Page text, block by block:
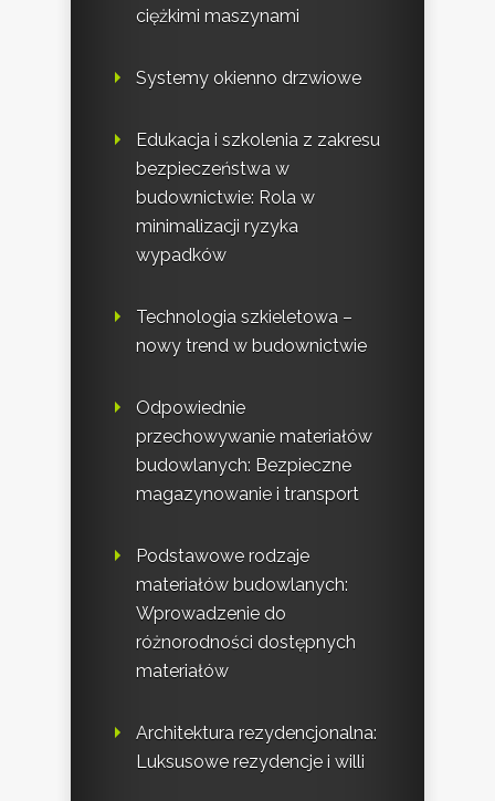
ciężkimi maszynami
Systemy okienno drzwiowe
Edukacja i szkolenia z zakresu
bezpieczeństwa w
budownictwie: Rola w
minimalizacji ryzyka
wypadków
Technologia szkieletowa –
nowy trend w budownictwie
Odpowiednie
przechowywanie materiałów
budowlanych: Bezpieczne
magazynowanie i transport
Podstawowe rodzaje
materiałów budowlanych:
Wprowadzenie do
różnorodności dostępnych
materiałów
Architektura rezydencjonalna:
Luksusowe rezydencje i willi